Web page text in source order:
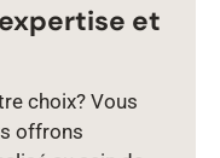
et
choix? Vous
offrons